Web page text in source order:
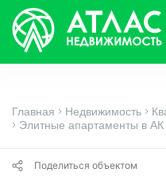
Главная Недвижимость
Элитные апартаменты в
Поделиться объектом